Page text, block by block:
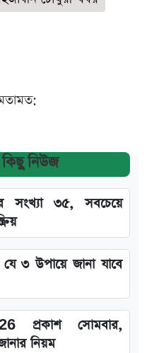
নিউজ
সংখ্যা ৩৫, সবচেয়ে
উপায়ে জানা যাবে
প্রকাশ সোমবার,
নিয়ম